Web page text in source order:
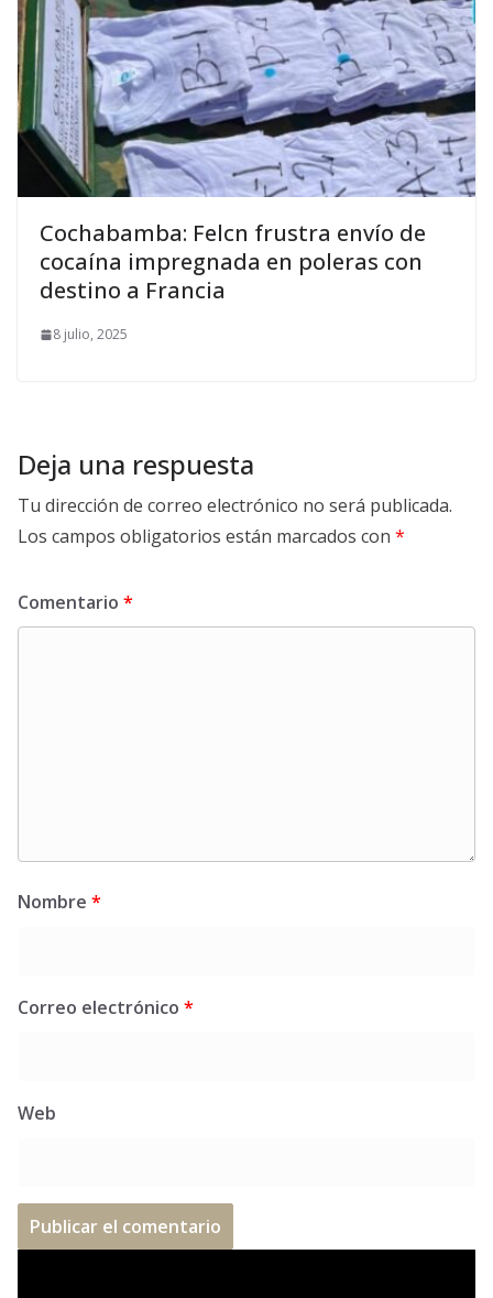
Cochabamba: Felcn frustra envío de
cocaína impregnada en poleras con
destino a Francia
8 julio, 2025
Deja una respuesta
Tu dirección de correo electrónico no será publicada.
Los campos obligatorios están marcados con *
Comentario *
Nombre *
Correo electrónico *
Web